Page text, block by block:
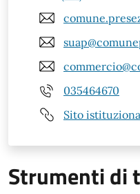
035464670
Sito
Strumenti di